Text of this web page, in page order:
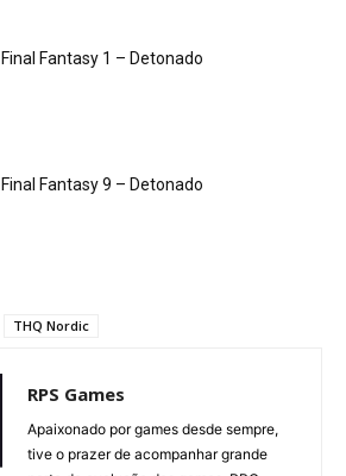
Final Fantasy 1 – Detonado
Final Fantasy 9 – Detonado
THQ Nordic
RPS Games
Apaixonado por games desde sempre,
tive o prazer de acompanhar grande